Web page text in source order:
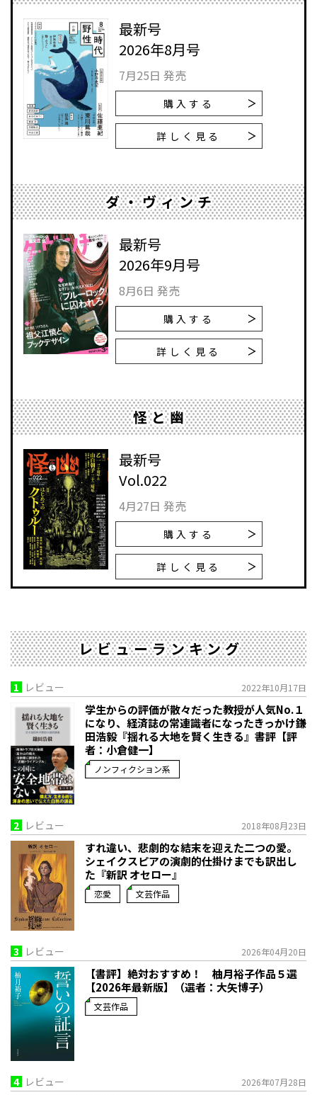
最新号
2026年8月号
7月25日 発売
購入する
詳しく見る
ダ・ヴィンチ
最新号
2026年9月号
8月6日 発売
購入する
詳しく見る
怪と幽
最新号
Vol.022
4月27日 発売
購入する
詳しく見る
レビューランキング
1 レビュー 2022年10月17日
学生からの評価が散々だった教授が人気No.１
になり、経済誌の常連識者になったきっかけ――鎌
田浩毅『揺れる大地を賢く生きる』書評【評
者：小倉健一】
ノンフィクション系
2 レビュー 2018年08月23日
すれ違い、悲劇的な結末を迎えた二つの愛。
シェイクスピアの演劇的仕掛けまでも訳出し
た『新訳 オセロー』
恋愛 文芸作品
3 レビュー 2026年04月20日
【書評】絶対おすすめ！ 柚月裕子作品５選
【2026年最新版】（選者：大矢博子）
文芸作品
4 レビュー 2026年07月28日